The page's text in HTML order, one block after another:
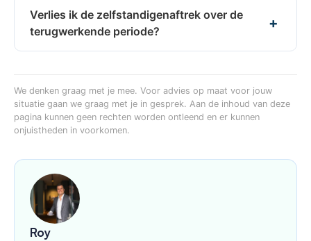
Verlies ik de zelfstandigenaftrek over de
terugwerkende periode?
We denken graag met je mee. Voor advies op maat voor jouw
situatie gaan we graag met je in gesprek. Aan de inhoud van deze
pagina kunnen geen rechten worden ontleend en er kunnen
onjuistheden in voorkomen.
Roy